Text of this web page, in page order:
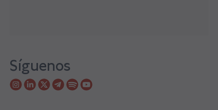
Síguenos